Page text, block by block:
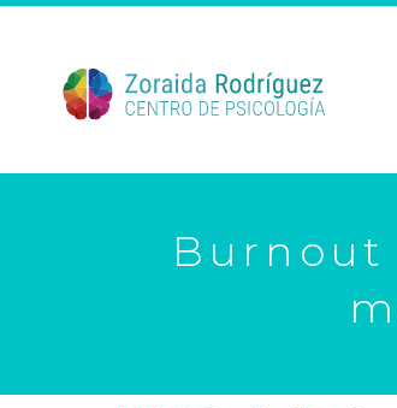
Burnout